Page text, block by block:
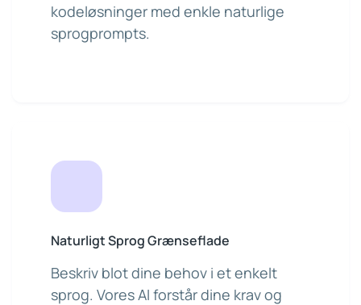
kodeløsninger med enkle naturlige
sprogprompts.
Naturligt Sprog Grænseflade
Beskriv blot dine behov i et enkelt
sprog. Vores AI forstår dine krav og